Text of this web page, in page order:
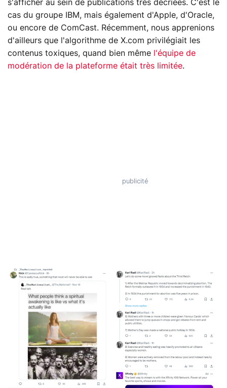
s'afficher au sein de publications très décriées. C'est le
cas du groupe IBM, mais également d'Apple, d'Oracle,
ou encore de ComCast. Récemment, nous apprenions
d'ailleurs que l'algorithme de X.com privilégiait les
contenus toxiques, quand bien même
l'équipe de
modération de la plateforme était très limitée.